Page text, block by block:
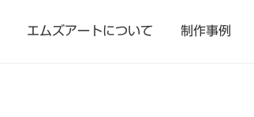
エムズアートについて 制作事例